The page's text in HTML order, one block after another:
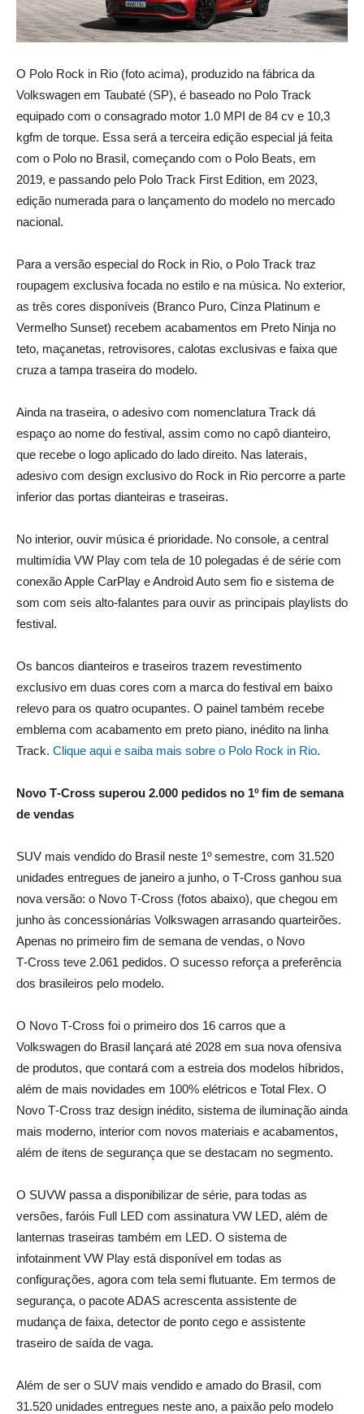
O Polo Rock in Rio (foto acima), produzido na fábrica da
Volkswagen em Taubaté (SP), é baseado no Polo Track
equipado com o consagrado motor 1.0 MPI de 84 cv e 10,3
kgfm de torque. Essa será a terceira edição especial já feita
com o Polo no Brasil, começando com o Polo Beats, em
2019, e passando pelo Polo Track First Edition, em 2023,
edição numerada para o lançamento do modelo no mercado
nacional.
Para a versão especial do Rock in Rio, o Polo Track traz
roupagem exclusiva focada no estilo e na música. No exterior,
as três cores disponíveis (Branco Puro, Cinza Platinum e
Vermelho Sunset) recebem acabamentos em Preto Ninja no
teto, maçanetas, retrovisores, calotas exclusivas e faixa que
cruza a tampa traseira do modelo.
Ainda na traseira, o adesivo com nomenclatura Track dá
espaço ao nome do festival, assim como no capô dianteiro,
que recebe o logo aplicado do lado direito. Nas laterais,
adesivo com design exclusivo do Rock in Rio percorre a parte
inferior das portas dianteiras e traseiras.
No interior, ouvir música é prioridade. No console, a central
multimídia VW Play com tela de 10 polegadas é de série com
conexão Apple CarPlay e Android Auto sem fio e sistema de
som com seis alto-falantes para ouvir as principais playlists do
festival.
Os bancos dianteiros e traseiros trazem revestimento
exclusivo em duas cores com a marca do festival em baixo
relevo para os quatro ocupantes. O painel também recebe
emblema com acabamento em preto piano, inédito na linha
Track. Clique aqui e saiba mais sobre o Polo Rock in Rio.
Novo T‑Cross superou 2.000 pedidos no 1º fim de semana
de vendas
SUV mais vendido do Brasil neste 1º semestre, com 31.520
unidades entregues de janeiro a junho, o T‑Cross ganhou sua
nova versão: o Novo T‑Cross (fotos abaixo), que chegou em
junho às concessionárias Volkswagen arrasando quarteirões.
Apenas no primeiro fim de semana de vendas, o Novo
T‑Cross teve 2.061 pedidos. O sucesso reforça a preferência
dos brasileiros pelo modelo.
O Novo T‑Cross foi o primeiro dos 16 carros que a
Volkswagen do Brasil lançará até 2028 em sua nova ofensiva
de produtos, que contará com a estreia dos modelos híbridos,
além de mais novidades em 100% elétricos e Total Flex. O
Novo T‑Cross traz design inédito, sistema de iluminação ainda
mais moderno, interior com novos materiais e acabamentos,
além de itens de segurança que se destacam no segmento.
O SUVW passa a disponibilizar de série, para todas as
versões, faróis Full LED com assinatura VW LED, além de
lanternas traseiras também em LED. O sistema de
infotainment VW Play está disponível em todas as
configurações, agora com tela semi flutuante. Em termos de
segurança, o pacote ADAS acrescenta assistente de
mudança de faixa, detector de ponto cego e assistente
traseiro de saída de vaga.
Além de ser o SUV mais vendido e amado do Brasil, com
31.520 unidades entregues neste ano, a paixão pelo modelo